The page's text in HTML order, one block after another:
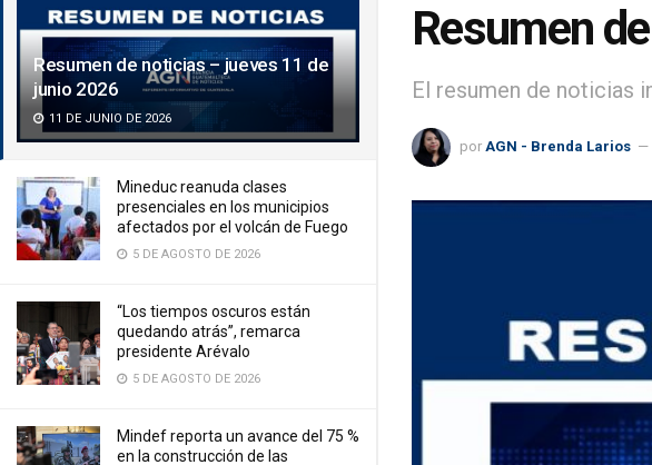
Resumen de noticias – jueves 11 de
junio 2026
11 DE JUNIO DE 2026
Mineduc reanuda clases
presenciales en los municipios
afectados por el volcán de Fuego
5 DE AGOSTO DE 2026
“Los tiempos oscuros están
quedando atrás”, remarca
presidente Arévalo
5 DE AGOSTO DE 2026
Mindef reporta un avance del 75 %
en la construcción de las
Resumen
El resumen de noticias
por AGN - Brenda Larios